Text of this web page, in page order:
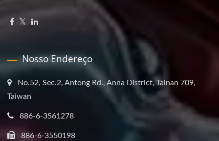
Nosso Endereço
No.52, Sec.2, Antong Rd., Anna District, Tainan 709,
Taiwan
886-6-3561278
886-6-3550198